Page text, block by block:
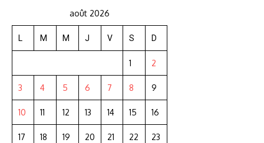
août 2026
L M M J V S D
1 2
3 4 5 6 7 8 9
10 11 12 13 14 15 16
17 18 19 20 21 22 23